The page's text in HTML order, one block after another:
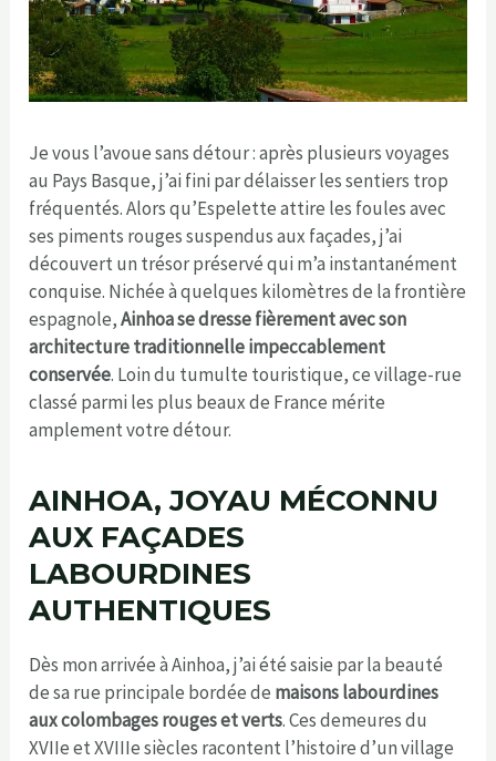
Je vous l’avoue sans détour : après plusieurs voyages
au Pays Basque, j’ai fini par délaisser les sentiers trop
fréquentés. Alors qu’Espelette attire les foules avec
ses piments rouges suspendus aux façades, j’ai
découvert un trésor préservé qui m’a instantanément
conquise. Nichée à quelques kilomètres de la frontière
espagnole,Ainhoa se dresse fièrement avec son
architecture traditionnelle impeccablement
conservée. Loin du tumulte touristique, ce village-rue
classé parmi les plus beaux de France mérite
amplement votre détour.
AINHOA, JOYAU MÉCONNU
AUX FAÇADES
LABOURDINES
AUTHENTIQUES
Dès mon arrivée à Ainhoa, j’ai été saisie par la beauté
de sa rue principale bordée de maisons labourdines
aux colombages rouges et verts. Ces demeures du
XVIIe et XVIIIe siècles racontent l’histoire d’un village